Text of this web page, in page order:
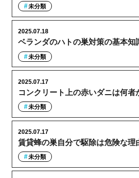
未分類
ベランダのハトの巣対策の基本知
2025.07.18
未分類
コンクリート上の赤いダニは何者
2025.07.17
未分類
賃貸蜂の巣自分で駆除は危険な理
2025.07.17
未分類